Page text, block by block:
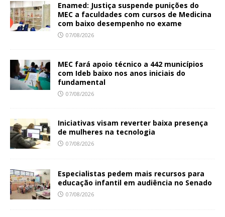
Enamed: Justiça suspende punições do
MEC a faculdades com cursos de Medicina
com baixo desempenho no exame
07/08/2026
MEC fará apoio técnico a 442 municípios
com Ideb baixo nos anos iniciais do
fundamental
07/08/2026
Iniciativas visam reverter baixa presença
de mulheres na tecnologia
07/08/2026
Especialistas pedem mais recursos para
educação infantil em audiência no Senado
07/08/2026